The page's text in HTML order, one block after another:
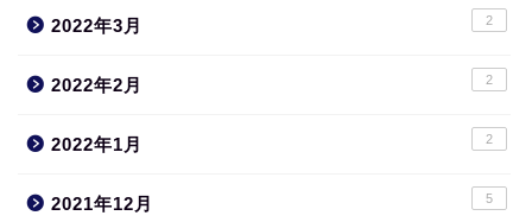
2022年3月 2
2022年2月 2
2022年1月 2
2021年12月 5